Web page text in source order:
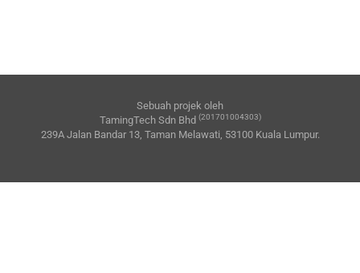
Sebuah projek oleh
TamingTech Sdn Bhd (201701004303)
239A Jalan Bandar 13, Taman Melawati, 53100 Kuala Lumpur.